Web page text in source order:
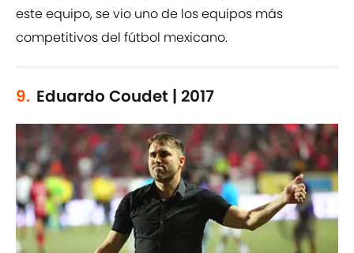
este equipo, se vio uno de los equipos más
competitivos del fútbol mexicano.
9. Eduardo Coudet | 2017